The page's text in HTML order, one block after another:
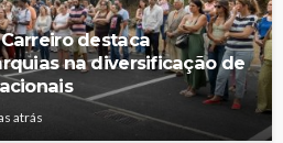
Carreiro destaca
na diversificação de
atrás